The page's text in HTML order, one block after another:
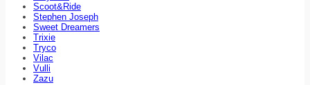
Scoot&Ride
Stephen Joseph
Sweet Dreamers
Trixie
Tryco
Vilac
Vulli
Zazu